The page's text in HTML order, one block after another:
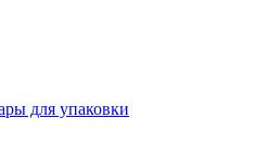
для упаковки